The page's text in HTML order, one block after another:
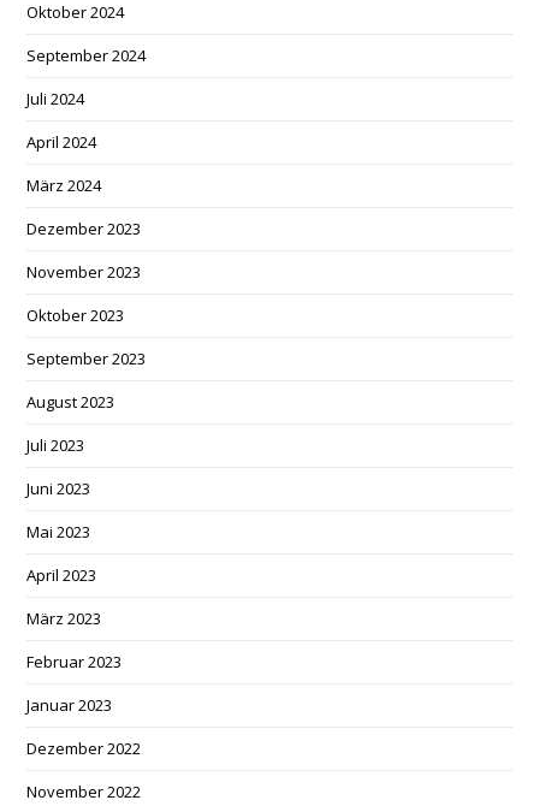
Oktober 2024
September 2024
Juli 2024
April 2024
März 2024
Dezember 2023
November 2023
Oktober 2023
September 2023
August 2023
Juli 2023
Juni 2023
Mai 2023
April 2023
März 2023
Februar 2023
Januar 2023
Dezember 2022
November 2022